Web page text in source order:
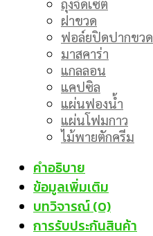
ถุงจัดเซต
ฝาขวด
ฟอล์ยปิดปากขวด
มาสคาร่า
แกลลอน
แคปซิล
แผ่นฟองน้ำ
แผ่นโฟมกาว
ไม้พายตักครีม
คำอธิบาย
ข้อมูลเพิ่มเติม
บทวิจารณ์ (0)
การรับประกันสินค้า